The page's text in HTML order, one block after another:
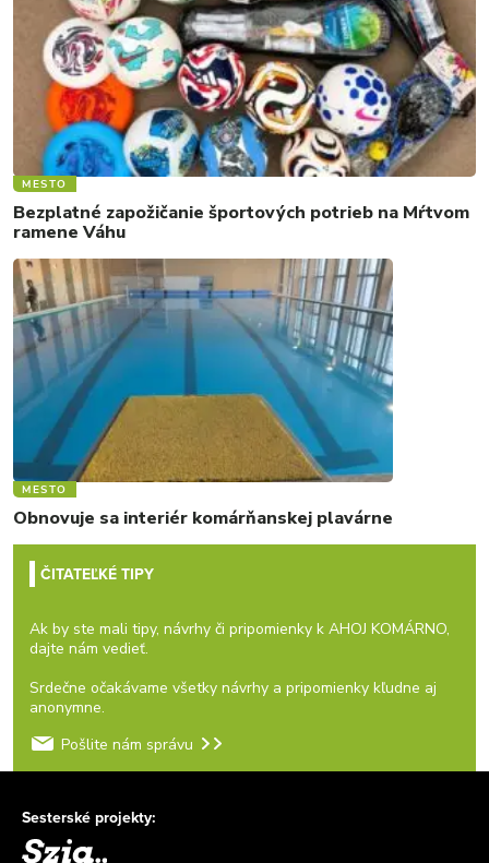
MESTO
Bezplatné zapožičanie športových potrieb na Mŕtvom
ramene Váhu
MESTO
Obnovuje sa interiér komárňanskej plavárne
ČITATEĽKÉ TIPY
Ak by ste mali tipy, návrhy či pripomienky k AHOJ KOMÁRNO,
dajte nám vedieť.
Srdečne očakávame všetky návrhy a pripomienky kľudne aj
anonymne.
Pošlite nám správu
Sesterské projekty: